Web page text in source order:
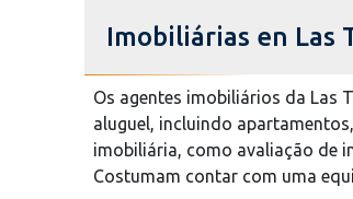
Imobiliárias en Las
Os agentes imobiliários da Las
aluguel, incluindo
imobiliária, como avaliação de
Costumam contar com uma